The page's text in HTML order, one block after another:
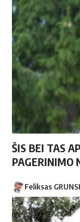
ŠIS BEI TAS
PAGERINIMO
Feliksas